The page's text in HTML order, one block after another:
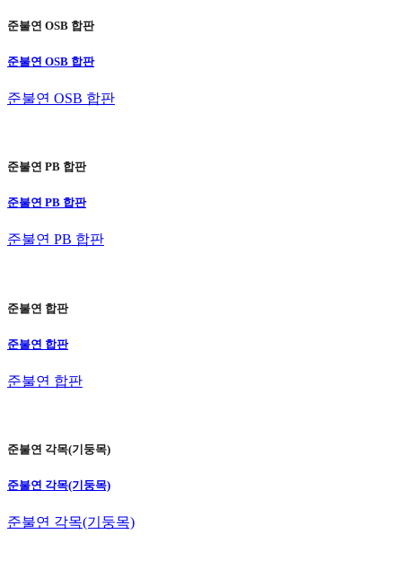
준불연 OSB 합판
준불연 OSB 합판
준불연 OSB 합판
준불연 PB 합판
준불연 PB 합판
준불연 PB 합판
준불연 합판
준불연 합판
준불연 합판
준불연 각목(기둥목)
준불연 각목(기둥목)
준불연 각목(기둥목)